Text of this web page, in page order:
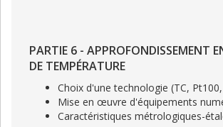
PARTIE 6 - APPROFONDISSEMENT
DE TEMPÉRATURE
Choix d'une technologie (TC,
Mise en œuvre d'équipements
Caractéristiques métrologiques-